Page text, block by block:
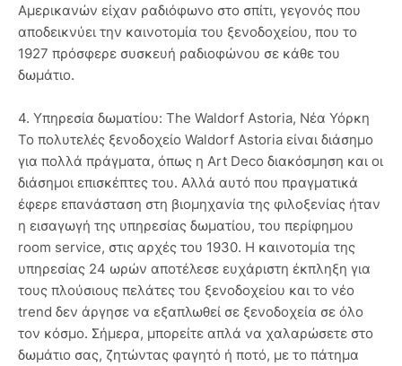
Αμερικανών είχαν ραδιόφωνο στο σπίτι, γεγονός που
αποδεικνύει την καινοτομία του ξενοδοχείου, που το
1927 πρόσφερε συσκευή ραδιοφώνου σε κάθε του
δωμάτιο.
4. Υπηρεσία δωματίου: The Waldorf Astoria, Νέα Υόρκη
Το πολυτελές ξενοδοχείο Waldorf Astoria είναι διάσημο
για πολλά πράγματα, όπως η Art Deco διακόσμηση και οι
διάσημοι επισκέπτες του. Αλλά αυτό που πραγματικά
έφερε επανάσταση στη βιομηχανία της φιλοξενίας ήταν
η εισαγωγή της υπηρεσίας δωματίου, του περίφημου
room service, στις αρχές του 1930. Η καινοτομία της
υπηρεσίας 24 ωρών αποτέλεσε ευχάριστη έκπληξη για
τους πλούσιους πελάτες του ξενοδοχείου και το νέο
trend δεν άργησε να εξαπλωθεί σε ξενοδοχεία σε όλο
τον κόσμο. Σήμερα, μπορείτε απλά να χαλαρώσετε στο
δωμάτιο σας, ζητώντας φαγητό ή ποτό, με το πάτημα